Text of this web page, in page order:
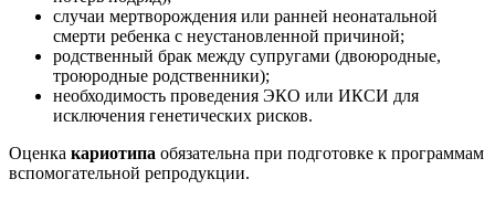
случаи мертворождения или ранней неонатальной
смерти ребенка с неустановленной причиной;
родственный брак между супругами (двоюродные,
троюродные родственники);
необходимость проведения ЭКО или ИКСИ для
исключения генетических рисков.
Оценка кариотипа обязательна при подготовке к программам
вспомогательной репродукции.